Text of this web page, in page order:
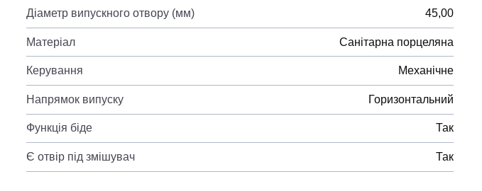
Діаметр випускного отвору (мм) 45,00
Матеріал Санітарна порцеляна
Керування Механічне
Напрямок випуску Горизонтальний
Функція біде Так
Є отвір під змішувач Так